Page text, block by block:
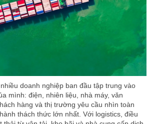
doanh nghiệp ban đầu tập trung vào
mình: điện, nhiên liệu, nhà máy, văn
hàng và thị trường yêu cầu nhìn toàn
thách thức lớn nhất. Với logistics, điều